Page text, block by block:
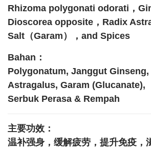
Rhizoma polygonati odorati，
Dioscorea opposite，Radix
Salt（Garam），and Spices
Bahan：
Polygonatum, Janggut Ginseng,
Astragalus, Garam (Glucanate),
Serbuk Perasa & Rempah
主要功效：
温补强身，缓解疲劳，提升免疫，